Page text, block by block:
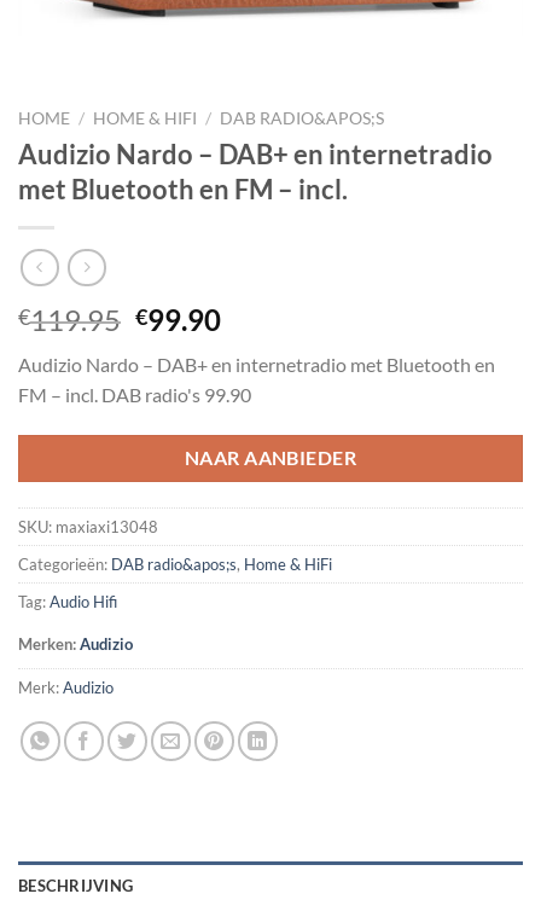
HOME / HOME & HIFI / DAB RADIO&APOS;S
Audizio Nardo – DAB+ en internetradio
met Bluetooth en FM – incl.
€119.95 Oorspronkelijke
was:
€119.95.
€99.90Huidige
is:
€99.90.
Audizio Nardo – DAB+ en internetradio met Bluetooth en
FM – incl. DAB radio's 99.90
NAAR AANBIEDER
SKU: maxiaxi13048
Categorieën: DAB radio&apos;s, Home & HiFi
Tag:Audio Hifi
Merken:Audizio
Merk:Audizio
BESCHRIJVING